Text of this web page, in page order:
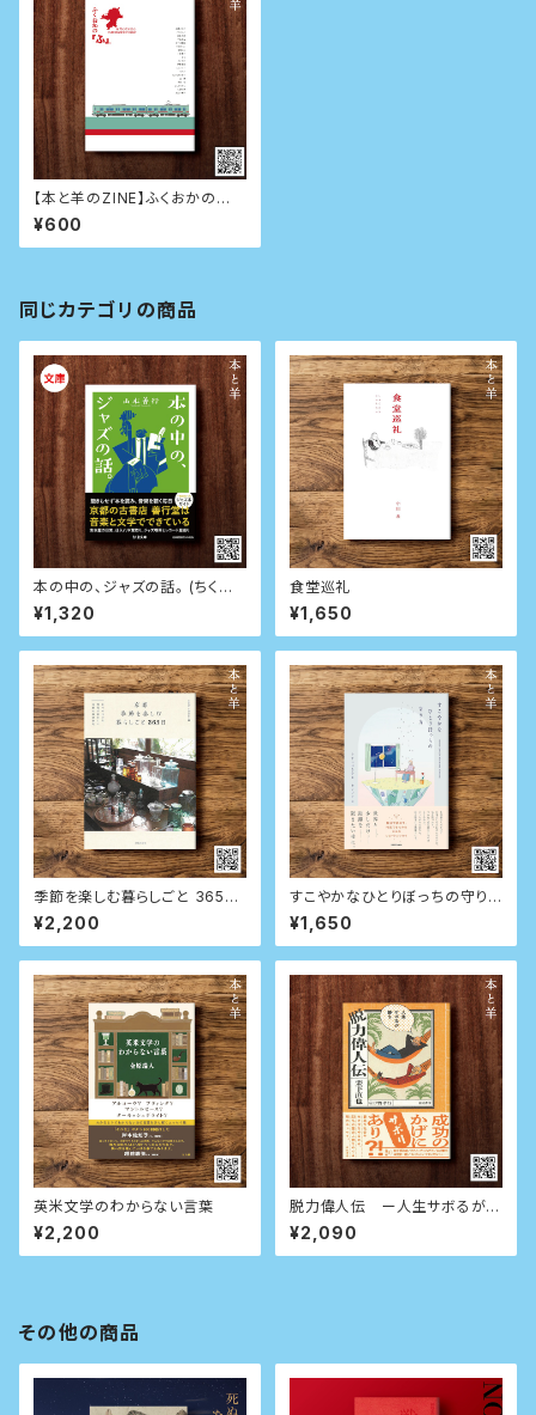
【本と羊のZINE】ふくおかの
「ふ」。 FUKUOKA SHORT ES
SAY
¥600
同じカテゴリの商品
本の中の、ジャズの話。 (ちくま
文庫)
¥1,320
食堂巡礼
¥1,650
季節を楽しむ暮らしごと 365日
日々の小さな発見が愛おしい古
都の春夏秋冬
¥2,200
すこやかなひとりぼっちの守り
方
¥1,650
英米文学のわからない言葉
¥2,200
脱力偉人伝 ー人生サボるが勝
ちー
¥2,090
その他の商品